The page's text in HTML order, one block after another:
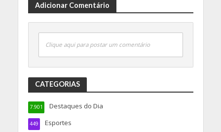
Adicionar Comentário
Clique aqui para postar um comentário
CATEGORIAS
Destaques do Dia
7.901
Esportes
449